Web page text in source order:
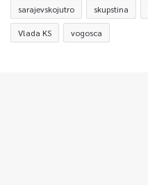
sarajevskojutro skupstina
Vlada KS vogosca